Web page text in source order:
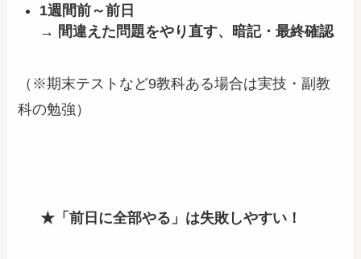
1週間前～前日
→ 間違えた問題をやり直す、暗記・最終確認
（※期末テストなど9教科ある場合は実技・副教
科の勉強）
★「前日に全部やる」は失敗しやすい！